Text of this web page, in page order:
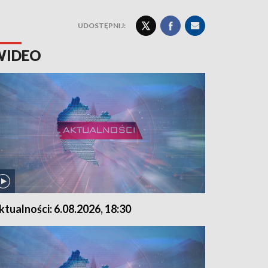
UDOSTĘPNIJ:
6.08.2026, 18:30